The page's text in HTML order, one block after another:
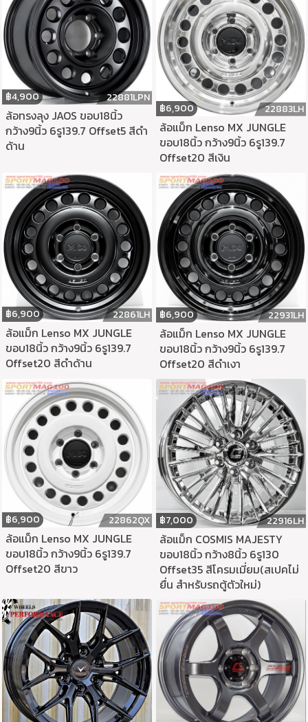
฿4,900 22881LPN
ล้อทรงลุง JAOS ขอบ18นิ้ว
กว้าง9นิ้ว 6รู139.7 Offset5 สีดำ
ด้าน
฿6,900 22883LH
ล้อแม็ก Lenso MX JUNGLE
ขอบ18นิ้ว กว้าง9นิ้ว 6รู139.7
Offset20 สีเงิน
฿6,900 22861LH
ล้อแม็ก Lenso MX JUNGLE
ขอบ18นิ้ว กว้าง9นิ้ว 6รู139.7
Offset20 สีดำด้าน
฿6,900 22931LH
ล้อแม็ก Lenso MX JUNGLE
ขอบ18นิ้ว กว้าง9นิ้ว 6รู139.7
Offset20 สีดำเงา
฿6,900 22862QX
ล้อแม็ก Lenso MX JUNGLE
ขอบ18นิ้ว กว้าง9นิ้ว 6รู139.7
Offset20 สีขาว
฿7,000 22916LH
ล้อแม็ก COSMIS MAJESTY
ขอบ18นิ้ว กว้าง8นิ้ว 6รู130
Offset35 สีโครมเมี่ยม(สเปคไม่
ยื่น สำหรับรถตู้ตัวใหม่)